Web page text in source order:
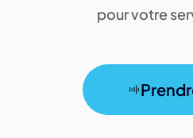
pour votre